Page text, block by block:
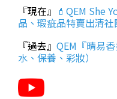
『現在』 💄QEM She
品、瑕疵品特賣出清社
『過去』 QEM『晴易
水、保養、彩妝）